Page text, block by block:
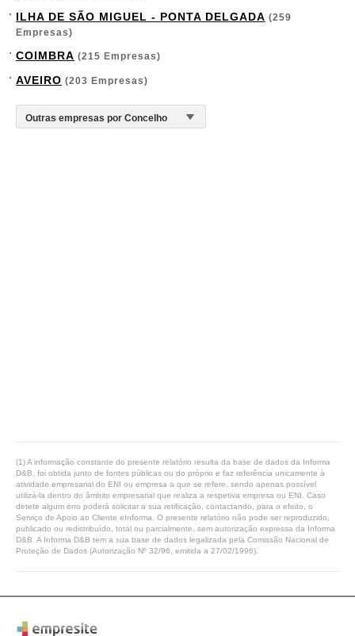
ILHA DE SÃO MIGUEL - PONTA DELGADA (259
Empresas)
COIMBRA (215 Empresas)
AVEIRO (203 Empresas)
(1) A informação constante do presente relatório resulta da base de dados da Informa
D&B, foi obtida junto de fontes públicas ou do próprio e faz referência unicamente à
atividade empresarial do ENI ou empresa a que se refere, sendo apenas possível
utilizá-la dentro do âmbito empresarial que realiza a respetiva empresa ou ENI. Caso
detete algum erro poderá solicitar a sua retificação, contactando, para o efeito, o
Serviço de Apoio ao Cliente eInforma. O presente relatório não pode ser reproduzido,
publicado ou redistribuído, total ou parcialmente, sem autorização expressa da Informa
D&B. A Informa D&B tem a sua base de dados legalizada pela Comissão Nacional de
Proteção de Dados (Autorização Nº 32/96, emitida a 27/02/1996).